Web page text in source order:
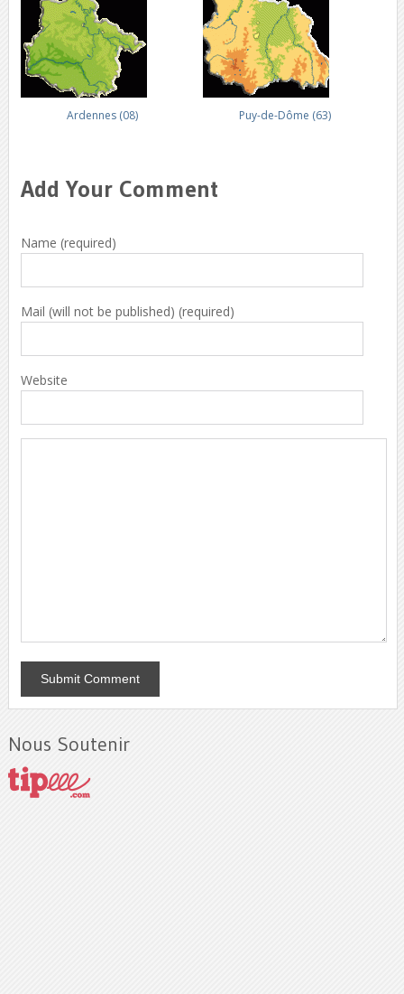
Ardennes (08) Puy-de-Dôme (63)
Add Your Comment
Name (required)
Mail (will not be published) (required)
Website
Nous Soutenir